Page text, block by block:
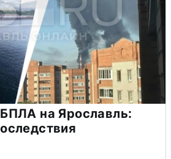
на Ярославль: